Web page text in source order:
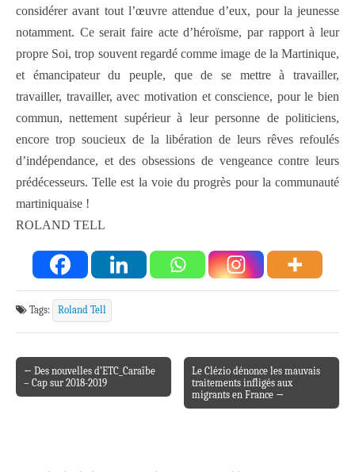
considérer avant tout l’œuvre attendue d’eux, pour la jeunesse
notamment. Ce serait faire acte d’héroïsme, par rapport à leur
propre Soi, trop souvent regardé comme image de la Martinique,
et émancipateur du peuple, que de se mettre à travailler,
travailler, travailler, avec motivation et conscience, pour le bien
commun, nettement supérieur à leur personne de politiciens,
encore trop soucieux de la libération de leurs rêves refoulés
d’indépendance, et des obsessions de vengeance contre leurs
prédécesseurs. Telle est la voie du progrès pour la communauté
martiniquaise !
ROLAND TELL
Tags: Roland Tell
Post navigation
← Des nouvelles d’ETC_Caraïbe
– Cap sur 2018-2019
Le Clézio dénonce les mauvais
traitements infligés aux
migrants en France →